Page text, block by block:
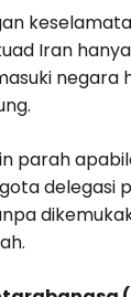
Iran
negara
parah
delegasi